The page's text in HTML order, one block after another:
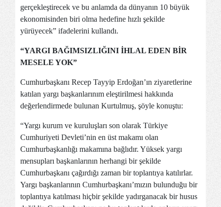
gerçekleştirecek ve bu anlamda da dünyanın 10 büyük
ekonomisinden biri olma hedefine hızlı şekilde
yürüyecek” ifadelerini kullandı.
“YARGI BAĞIMSIZLIĞINI İHLAL EDEN BİR
MESELE YOK”
Cumhurbaşkanı Recep Tayyip Erdoğan’ın ziyaretlerine
katılan yargı başkanlarınım eleştirilmesi hakkında
değerlendirmede bulunan Kurtulmuş, şöyle konuştu:
“Yargı kurum ve kuruluşları son olarak Türkiye
Cumhuriyeti Devleti’nin en üst makamı olan
Cumhurbaşkanlığı makamına bağlıdır. Yüksek yargı
mensupları başkanlarının herhangi bir şekilde
Cumhurbaşkanı çağırdığı zaman bir toplantıya katılırlar.
Yargı başkanlarının Cumhurbaşkanı’mızın bulunduğu bir
toplantıya katılması hiçbir şekilde yadırganacak bir husus